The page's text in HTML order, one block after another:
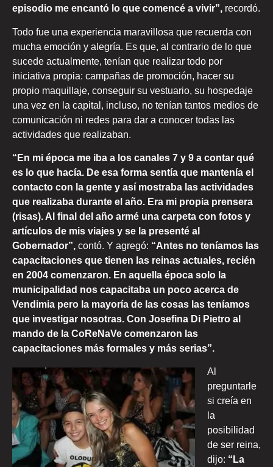
episodio me encantó lo que comencé a vivir”, recordó.
Todo fue una experiencia maravillosa que recuerda con
mucha emoción y alegría. Es que, al contrario de lo que
sucede actualmente, tenían que realizar todo por
iniciativa propia: campañas de promoción, hacer su
propio maquillaje, conseguir su vestuario, su hospedaje
una vez en la capital, incluso, no tenían tantos medios de
comunicación ni redes para dar a conocer todas las
actividades que realizaban.
“En mi época me iba a los canales 7 y 9 a contar qué
es lo que hacía. De esa forma sentía que mantenía el
contacto con la gente y así mostraba las actividades
que realizaba durante el año. Era mi propia prensera
(risas). Al final del año armé una carpeta con fotos y
artículos de mis viajes y se la presenté al
Gobernador”, contó. Y agregó: “Antes no teníamos las
capacitaciones que tienen las reinas actuales, recién
en 2004 comenzaron. En aquella época solo la
municipalidad nos capacitaba un poco acerca de
Vendimia pero la mayoría de las cosas las teníamos
que investigar nosotras. Con Josefina Di Pietro al
mando de la CoReNaVe comenzaron las
capacitaciones más formales y más serias”.
Al
preguntarle
si creía en
la
posibilidad
de ser reina,
dijo: “La